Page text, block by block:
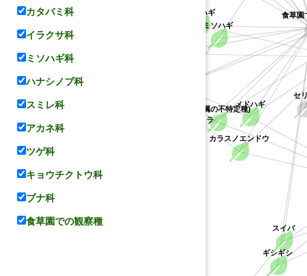
ヤマハギ
メドハギ
ハス科
カラスノエンドウ
スイバ
ギシギシ
バラ科
セ
ミソハギ
シバザクラ
(ハギ属の不特定種)
食草園
カタバミ科
イラクサ科
ミソハギ科
ハナシノブ科
スミレ科
アカネ科
ツゲ科
キョウチクトウ科
ブナ科
食草園での観察種